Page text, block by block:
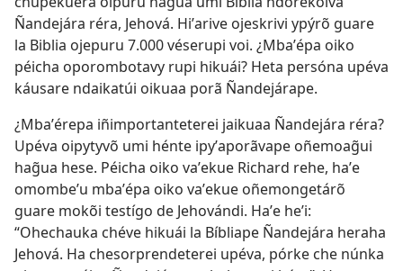
Ñandejára réra, Jehová. Hiʼarive ojeskrivi ypýrõ guare
la Biblia ojepuru 7.000 véserupi voi. ¿Mbaʼépa oiko
péicha oporombotavy rupi hikuái? Heta persóna upéva
káusare ndaikatúi oikuaa porã Ñandejárape.
¿Mbaʼérepa iñimportanteterei jaikuaa Ñandejára réra?
Upéva oipytyvõ umi hénte ipyʼaporãvape oñemoag̃ui
hag̃ua hese. Péicha oiko vaʼekue Richard rehe, haʼe
omombeʼu mbaʼépa oiko vaʼekue oñemongetárõ
guare mokõi testígo de Jehovándi. Haʼe heʼi:
“Ohechauka chéve hikuái la Bíbliape Ñandejára heraha
Jehová. Ha chesorprendeterei upéva, pórke che núnka